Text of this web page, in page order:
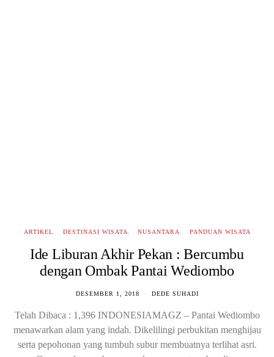
ARTIKEL DESTINASI WISATA NUSANTARA PANDUAN WISATA
Ide Liburan Akhir Pekan : Bercumbu
dengan Ombak Pantai Wediombo
DESEMBER 1, 2018 DEDE SUHADI
Telah Dibaca : 1,396 INDONESIAMAGZ – Pantai Wediombo
menawarkan alam yang indah. Dikelilingi perbukitan menghijau
serta pepohonan yang tumbuh subur membuatnya terlihat asri.